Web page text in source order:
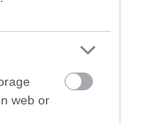
web or